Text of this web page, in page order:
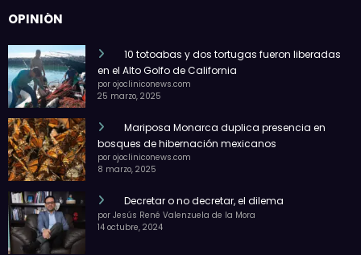
OPINIÓN
10 totoabas y dos tortugas fueron liberadas
en el Alto Golfo de California
por ojocliniconews.com
25 marzo, 2025
Mariposa Monarca duplica presencia en
bosques de hibernación mexicanos
por ojocliniconews.com
8 marzo, 2025
Decretar o no decretar, el dilema
por Jesús René Valenzuela de la Mora
14 octubre, 2024